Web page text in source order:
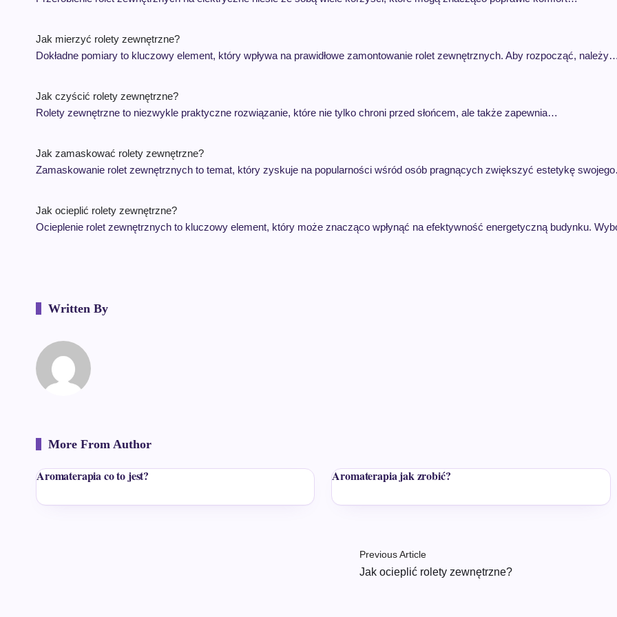
Jak mierzyć rolety zewnętrzne?
Dokładne pomiary to kluczowy element, który wpływa na prawidłowe zamontowanie rolet zewnętrznych. Aby rozpocząć, należy…
Jak czyścić rolety zewnętrzne?
Rolety zewnętrzne to niezwykle praktyczne rozwiązanie, które nie tylko chroni przed słońcem, ale także zapewnia…
Jak zamaskować rolety zewnętrzne?
Zamaskowanie rolet zewnętrznych to temat, który zyskuje na popularności wśród osób pragnących zwiększyć estetykę
Jak ocieplić rolety zewnętrzne?
Ocieplenie rolet zewnętrznych to kluczowy element, który może znacząco wpłynąć na efektywność energetyczną budynku.
Written By
More From Author
Aromaterapia co to jest?
Aromaterapia jak zrobić?
Previous Article
Jak ocieplić rolety zewnętrzne?